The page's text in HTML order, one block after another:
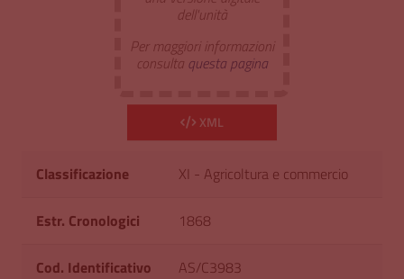
dell'unità
Per maggiori informazioni
consulta questa pagina
XML
Classificazione XI - Agricoltura e commercio
Estr. Cronologici 1868
Cod. Identificativo AS/C3983